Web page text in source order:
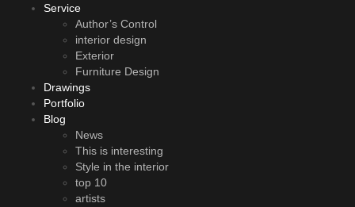
Service
Author’s Control
interior design
Exterior
Furniture Design
Drawings
Portfolio
Blog
News
This is interesting
Style in the interior
top 10
artists